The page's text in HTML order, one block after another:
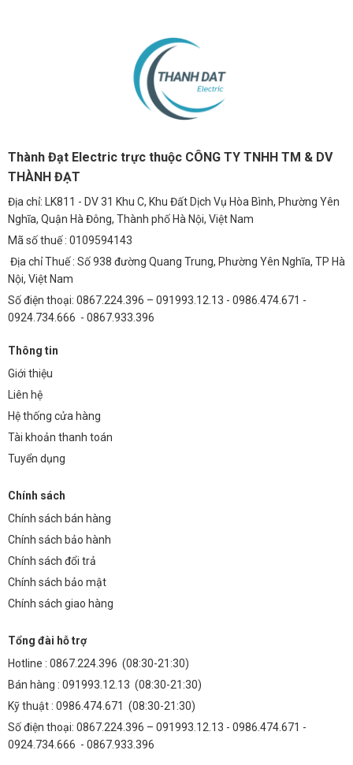
Thành Đạt Electric trực thuộc CÔNG TY TNHH TM & DV
THÀNH ĐẠT
Địa chỉ: LK811 - DV 31 Khu C, Khu Đất Dịch Vụ Hòa Bình, Phường Yên
Nghĩa, Quận Hà Đông, Thành phố Hà Nội, Việt Nam
Mã số thuế : 0109594143
Địa chỉ Thuế : Số 938 đường Quang Trung, Phường Yên Nghĩa, TP Hà
Nội, Việt Nam
Số điện thoại: 0867.224.396 – 091993.12.13 - 0986.474.671 -
0924.734.666 - 0867.933.396
Thông tin
Giới thiệu
Liên hệ
Hệ thống cửa hàng
Tài khoản thanh toán
Tuyển dụng
Chính sách
Chính sách bán hàng
Chính sách bảo hành
Chính sách đổi trả
Chính sách bảo mật
Chính sách giao hàng
Tổng đài hỗ trợ
Hotline : 0867.224.396 (08:30-21:30)
Bán hàng : 091993.12.13 (08:30-21:30)
Kỹ thuật : 0986.474.671 (08:30-21:30)
Số điện thoại: 0867.224.396 – 091993.12.13 - 0986.474.671 -
0924.734.666 - 0867.933.396